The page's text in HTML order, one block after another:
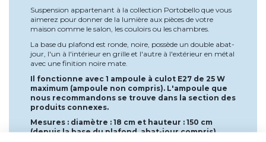
Suspension appartenant à la collection Portobello que vous
aimerez pour donner de la lumière aux pièces de votre
maison comme le salon, les couloirs ou les chambres.
La base du plafond est ronde, noire, possède un double abat-
jour, l'un à l'intérieur en grille et l'autre à l'extérieur en métal
avec une finition noire mate.
Il fonctionne avec 1 ampoule à culot E27 de 25 W
maximum (ampoule non compris). L'ampoule que
nous recommandons se trouve dans la section des
produits connexes.
Mesures : diamètre : 18 cm et hauteur : 150 cm
(depuis la base du plafond, abat-jour compris).